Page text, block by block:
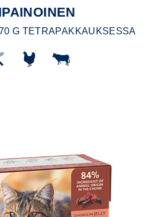
G TETRAPAKKAUKSESSA